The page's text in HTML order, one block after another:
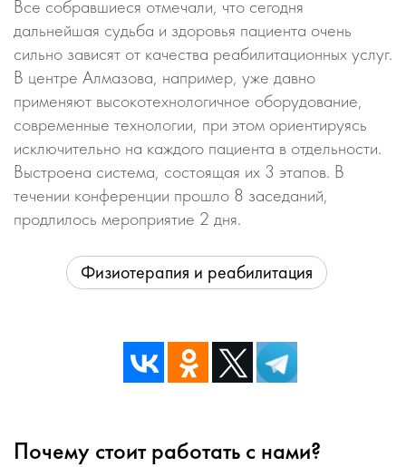
Все собравшиеся отмечали, что сегодня
дальнейшая судьба и здоровья пациента очень
сильно зависят от качества реабилитационных услуг.
В центре Алмазова, например, уже давно
применяют высокотехнологичное оборудование,
современные технологии, при этом ориентируясь
исключительно на каждого пациента в отдельности.
Выстроена система, состоящая их 3 этапов. В
течении конференции прошло 8 заседаний,
продлилось мероприятие 2 дня.
Физиотерапия и реабилитация
Почему стоит работать с нами?